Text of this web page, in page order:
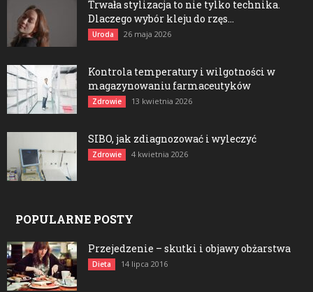
Trwała stylizacja to nie tylko technika.
Dlaczego wybór kleju do rzęs...
Uroda 26 maja 2026
Kontrola temperatury i wilgotności w
magazynowaniu farmaceutyków
Zdrowie 13 kwietnia 2026
SIBO, jak zdiagnozować i wyleczyć
Zdrowie 4 kwietnia 2026
POPULARNE POSTY
Przejedzenie – skutki i objawy obżarstwa
Dieta 14 lipca 2016